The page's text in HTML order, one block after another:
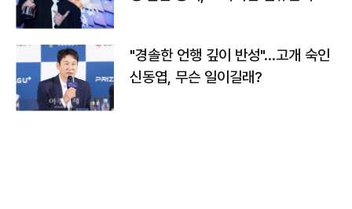
"경솔한 언행 깊이 반성"…고개 숙인
신동엽, 무슨 일이길래?